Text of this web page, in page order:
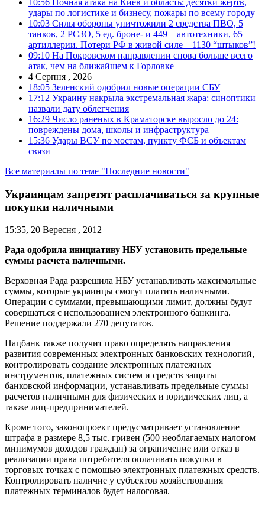
удары по логистике и бизнесу, пожары по всему городу
10:03 Силы обороны уничтожили 2 средства ПВО, 5
танков, 2 РСЗО, 5 ед. броне- и 449 – автотехники, 65 –
артиллерии. Потери РФ в живой силе – 1130 “штыков”!
09:10 На Покровском направлении снова больше всего
атак, чем на ближайшем к Горловке
4 Серпня , 2026
18:05 Зеленский одобрил новые операции СБУ
17:12 Украину накрыла экстремальная жара: синоптики
назвали дату облегчения
16:29 Число раненых в Краматорске выросло до 24:
повреждены дома, школы и инфраструктура
15:36 Удары ВСУ по мостам, пункту ФСБ и объектам
связи
Все материалы по теме "Последние новости"
Украинцам запретят расплачиваться за крупные
покупки наличными
15:35, 20 Вересня , 2012
Рада одобрила инициативу НБУ установить предельные
суммы расчета наличными.
Верховная Рада разрешила НБУ устанавливать максимальные
суммы, которые украинцы смогут платить наличными.
Операции с суммами, превышающими лимит, должны будут
совершаться с использованием электронного банкинга.
Решение поддержали 270 депутатов.
Нацбанк также получит право определять направления
развития современных электронных банковских технологий,
контролировать создание электронных платежных
инструментов, платежных систем и средств защиты
банковской информации, устанавливать предельные суммы
расчетов наличными для физических и юридических лиц, а
также лиц-предпринимателей.
Кроме того, законопроект предусматривает установление
штрафа в размере 8,5 тыс. гривен (500 необлагаемых налогом
минимумов доходов граждан) за ограничение или отказ в
реализации права потребителя оплачивать покупки в
торговых точках с помощью электронных платежных средств.
Контролировать наличие у субъектов хозяйствования
платежных терминалов будет налоговая.